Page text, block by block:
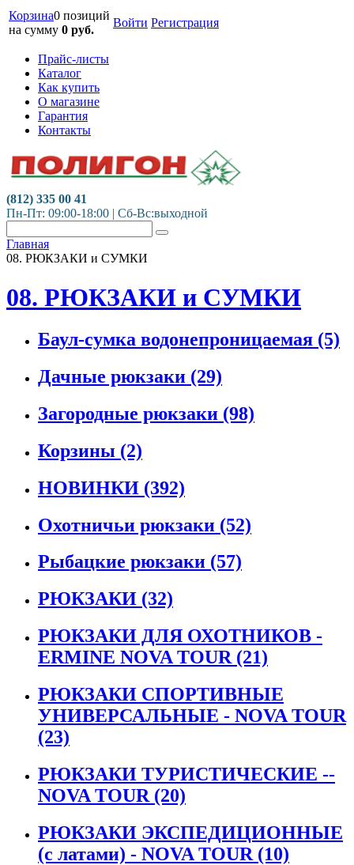
Корзина0 позиций
на сумму 0 руб.
Войти Регистрация
Прайс-листы
Каталог
Как купить
О магазине
Гарантия
Контакты
(812) 335 00 41
Пн-Пт: 09:00-18:00 | Сб-Вс:выходной
Главная
08. РЮКЗАКИ и СУМКИ
08. РЮКЗАКИ и СУМКИ
Баул-сумка водонепроницаемая (5)
Дачные рюкзаки (29)
Загородные рюкзаки (98)
Корзины (2)
НОВИНКИ (392)
Охотничьи рюкзаки (52)
Рыбацкие рюкзаки (57)
РЮКЗАКИ (32)
РЮКЗАКИ ДЛЯ ОХОТНИКОВ -
ERMINE NOVA TOUR (21)
РЮКЗАКИ СПОРТИВНЫЕ
УНИВЕРСАЛЬНЫЕ - NOVA TOUR
(23)
РЮКЗАКИ ТУРИСТИЧЕСКИЕ --
NOVA TOUR (20)
РЮКЗАКИ ЭКСПЕДИЦИОННЫЕ
(с латами) - NOVA TOUR (10)